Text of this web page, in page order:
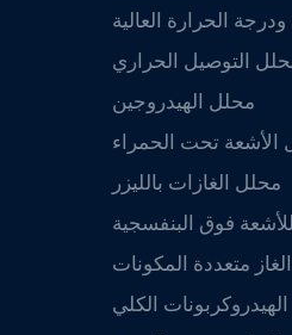
الحرارة العالية
التوصيل الحراري
محلل الهيدروجين
الأشعة تحت الحمراء
محلل الغازات بالليزر
فوق البنفسجية
متعددة المكونات
الكلي